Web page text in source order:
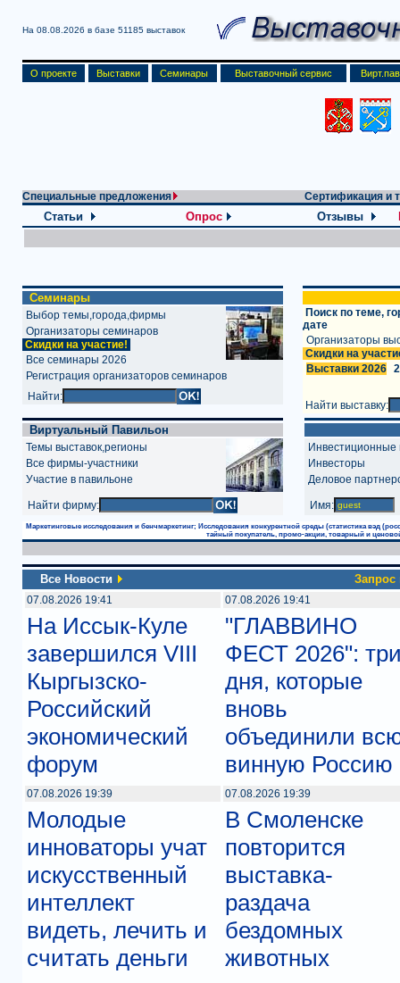
На 08.08.2026 в базе 51185 выставок
О проекте Выставки Семинары Выставочный сервис
Специальные предложения Сертификация и
Статьи Опрос Отзывы
Семинары
Выбор темы,города,фирмы
Организаторы семинаров
Скидки на участие!
Все семинары 2026
Регистрация организаторов семинаров
Найти:
Поиск по теме,
дате
Организаторы
Скидки на
Выставки 2026
Найти выставку:
Виртуальный Павильон
Темы выставок,регионы
Все фирмы-участники
Участие в павильоне
Найти фирму:
Инвестиционные
Инвесторы
Деловое
Имя:
Маркетинговые исследования и бенчмаркетинг; Исследования конкурентной среды (статистика вэд
тайный покупатель, промо-акции, товарный и
Все Новости
07.08.2026 19:41 07.08.2026 19:41
На Иссык-Куле
завершился VIII
Кыргызско-
Российский
экономический
форум
"ГЛАВВИНО
ФЕСТ 2026":
дня, которые
вновь
объединили
винную Россию
07.08.2026 19:39 07.08.2026 19:39
Молодые
инноваторы учат
искусственный
интеллект
видеть, лечить и
считать деньги
В Смоленске
повторится
выставка-
раздача
бездомных
животных